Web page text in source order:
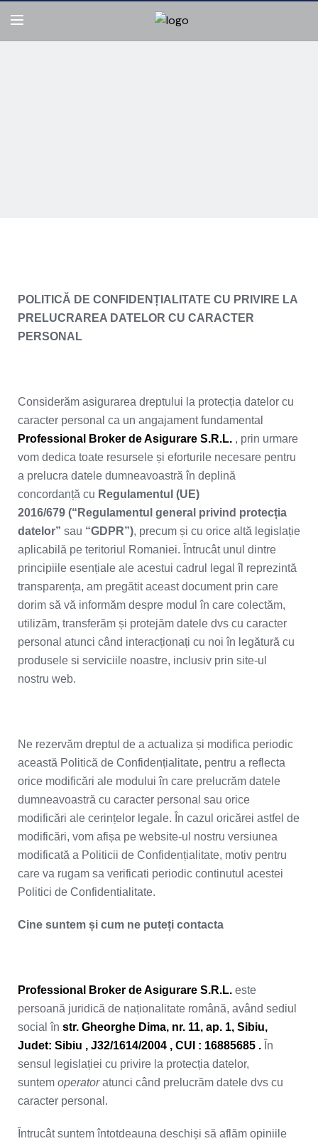
POLITICĂ DE CONFIDENȚIALITATE CU PRIVIRE LA
PRELUCRAREA DATELOR CU CARACTER
PERSONAL
Considerăm asigurarea dreptului la protecția datelor cu
caracter personal ca un angajament fundamental
Professional Broker de Asigurare S.R.L. , prin urmare
vom dedica toate resursele și eforturile necesare pentru
a prelucra datele dumneavoastră în deplină
concordanță cu Regulamentul (UE)
2016/679 (“Regulamentul general privind protecția
datelor” sau “GDPR”), precum și cu orice altă legislație
aplicabilă pe teritoriul Romaniei. Întrucât unul dintre
principiile esențiale ale acestui cadrul legal îl reprezintă
transparența, am pregătit aceast document prin care
dorim să vă informăm despre modul în care colectăm,
utilizăm, transferăm și protejăm datele dvs cu caracter
personal atunci când interacționați cu noi în legătură cu
produsele si serviciile noastre, inclusiv prin site-ul
nostru web.
Ne rezervăm dreptul de a actualiza și modifica periodic
această Politică de Confidențialitate, pentru a reflecta
orice modificări ale modului în care prelucrăm datele
dumneavoastră cu caracter personal sau orice
modificări ale cerințelor legale. În cazul oricărei astfel de
modificări, vom afișa pe website-ul nostru versiunea
modificată a Politicii de Confidențialitate, motiv pentru
care va rugam sa verificati periodic continutul acestei
Politici de Confidentialitate.
Cine suntem și cum ne puteți contacta
Professional Broker de Asigurare S.R.L. este
persoană juridică de naționalitate română, având sediul
social în str. Gheorghe Dima, nr. 11, ap. 1, Sibiu,
Judet: Sibiu , J32/1614/2004 , CUI : 16885685 . În
sensul legislației cu privire la protecția datelor,
suntem operatoratunci când prelucrăm datele dvs cu
caracter personal.
Întrucât suntem întotdeauna deschiși să aflăm opiniile